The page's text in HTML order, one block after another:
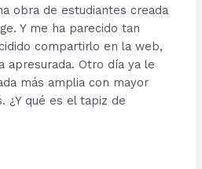
obra de estudiantes creada
Y me ha parecido tan
compartirlo en la web,
apresurada. Otro día ya le
más amplia con mayor
¿Y qué es el tapiz de